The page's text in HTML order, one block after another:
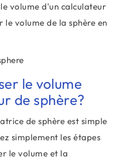
volume d'un calculateur
le volume de la sphère en
le volume
de sphère?
de sphère est simple
simplement les étapes
le volume et la